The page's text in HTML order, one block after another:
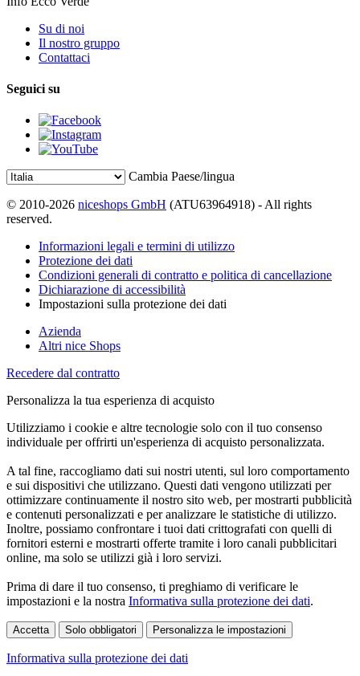
Su di noi
Il nostro gruppo
Contattaci
Seguici su
Cambia Paese/lingua
© 2010-2026 niceshops GmbH (ATU63964918) - All rights
reserved.
Informazioni legali e termini di utilizzo
Protezione dei dati
Condizioni generali di contratto e politica di cancellazione
Dichiarazione di accessibilità
Impostazioni sulla protezione dei dati
Azienda
Altri nice Shops
Recedere dal contratto
Personalizza la tua esperienza di acquisto
Utilizziamo i cookie e altre tecnologie solo con il tuo consenso
individuale per offrirti un'esperienza di acquisto personalizzata.
A tal fine, raccogliamo dati sui nostri utenti, sul loro comportamento
e sui dispositivi che utilizzano. Questi dati vengono utilizzati per
ottimizzare continuamente il nostro sito web, per mostrarti pubblicità
e contenuti personalizzati e per analizzare le statistiche di utilizzo.
Inoltre, possiamo confrontare i tuoi dati crittografati con quelli di
fornitori esterni e mostrarti offerte tramite i loro canali pubblicitari
online, ma solo se utilizzi già i loro servizi.
Prima di dare il tuo consenso, ti preghiamo di verificare le
impostazioni e la nostra Informativa sulla protezione dei dati.
Accetta Solo obbligatori Personalizza le impostazioni
Informativa sulla protezione dei dati